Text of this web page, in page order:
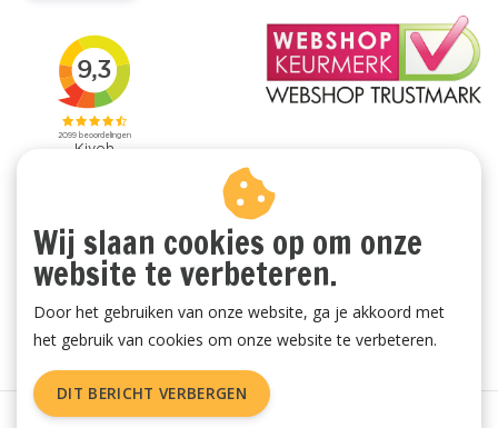
Algemene voorwaarden | Privacy Policy
Wij slaan cookies op om onze
website te verbeteren.
Door het gebruiken van onze website, ga je akkoord met
het gebruik van cookies om onze website te verbeteren.
DIT BERICHT VERBERGEN